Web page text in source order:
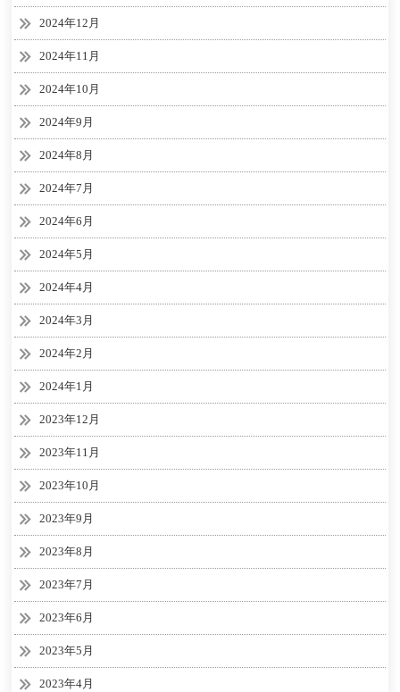
2024年12月
2024年11月
2024年10月
2024年9月
2024年8月
2024年7月
2024年6月
2024年5月
2024年4月
2024年3月
2024年2月
2024年1月
2023年12月
2023年11月
2023年10月
2023年9月
2023年8月
2023年7月
2023年6月
2023年5月
2023年4月